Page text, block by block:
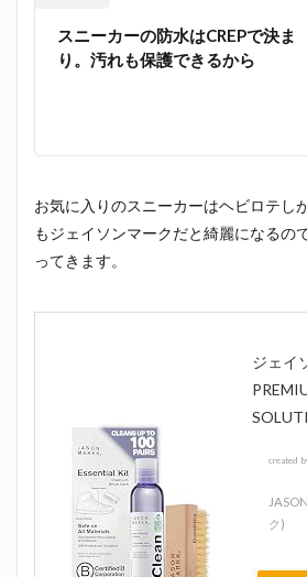
スニーカーの防水はCREPで決ま
り。汚れも保護できるから
お気に入りのスニーカーはヘビロテし
もジェイソンマークだと綺麗になるの
ってきます。
ジェイ
created
ク)